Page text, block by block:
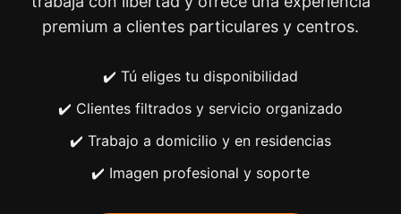
premium a clientes particulares y centros.
✔️ Tú eliges tu disponibilidad
✔️ Clientes filtrados y servicio organizado
✔️ Trabajo a domicilio y en residencias
✔️ Imagen profesional y soporte